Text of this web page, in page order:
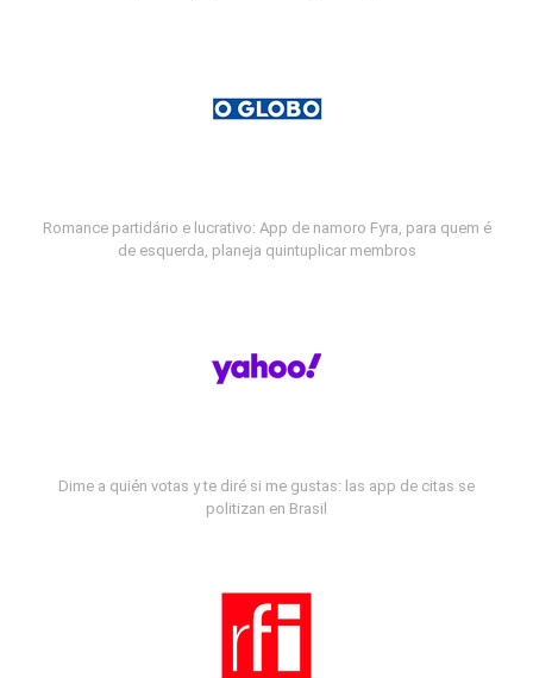
Romance partidário e lucrativo: App de namoro Fyra, para quem é
de esquerda, planeja quintuplicar membros
Dime a quién votas y te diré si me gustas: las app de citas se
politizan en Brasil